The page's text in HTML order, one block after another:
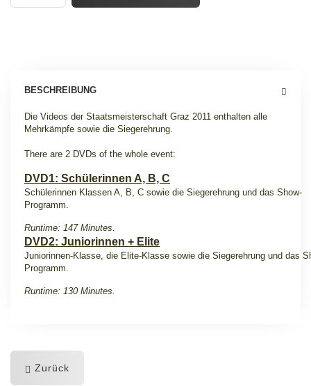
BESCHREIBUNG
Die Videos der Staatsmeisterschaft Graz 2011 enthalten alle
Mehrkämpfe sowie die Siegerehrung.
There are 2 DVDs of the whole event:
DVD1: Schülerinnen A, B, C
Schülerinnen Klassen A, B, C sowie die Siegerehrung und das Show-
Programm.
Runtime: 147 Minutes.
DVD2: Juniorinnen + Elite
Juniorinnen-Klasse, die Elite-Klasse sowie die Siegerehrung und das
Programm.
Runtime: 130 Minutes.
Zurück